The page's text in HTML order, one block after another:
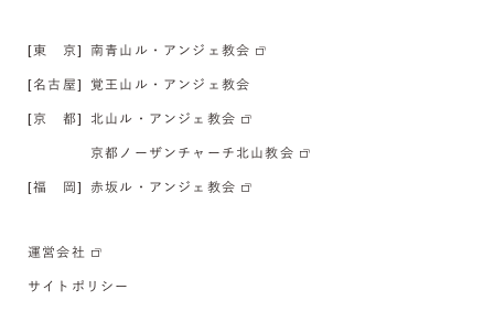
[東 京] 南青山ル・アンジェ教会
[名古屋] 覚王山ル・アンジェ教会
[京 都] 北山ル・アンジェ教会
京都ノーザンチャーチ北山教会
[福 岡] 赤坂ル・アンジェ教会
運営会社
サイトポリシー